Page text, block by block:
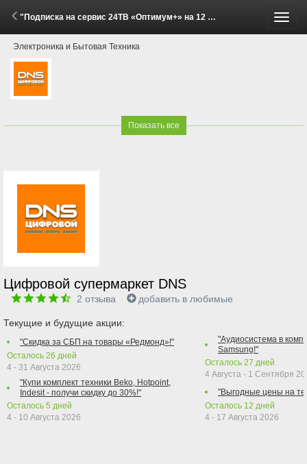
"Подписка на сервис 24ТВ «Оптимум+» на 12 месяцев со скидкой!" (29 Мая - 15 Июня 2026)
Электроника и Бытовая Техника
Показать все
Цифровой супермаркет DNS
2 отзыва добавить в любимые
Текущие и будущие акции:
"Скидка за СБП на товары «Редмонд»!"
Осталось 26 дней
4 - 31 Августа 2026
"Купи комплект техники Beko, Hotpoint,
Indesit - получи скидку до 30%!"
Осталось 5 дней
4 - 10 Августа 2026
"Аудиосистема в
Samsung!"
Осталось 27 дней
4 Августа - 1 Сентября
"Выгодные цены на
Осталось 12 дней
4 - 17 Августа 2026